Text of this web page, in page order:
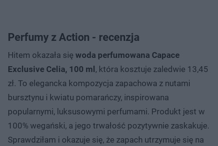
Perfumy z Action - recenzja
Hitem okazała się woda perfumowana Capace
Exclusive Celia, 100 ml, która kosztuje zaledwie 13,45
zł. To elegancka kompozycja zapachowa z nutami
bursztynu i kwiatu pomarańczy, inspirowana
popularnymi, luksusowymi perfumami. Produkt jest w
100% wegański, a jego trwałość pozytywnie zaskakuje.
Sprawdziłam i okazuje się, że zapach utrzymuje się na